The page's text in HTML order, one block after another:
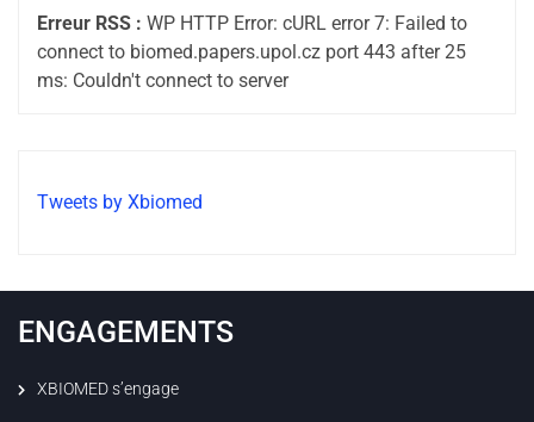
Erreur RSS : WP HTTP Error: cURL error 7: Failed to
connect to biomed.papers.upol.cz port 443 after 25
ms: Couldn't connect to server
Tweets by Xbiomed
ENGAGEMENTS
XBIOMED s’engage